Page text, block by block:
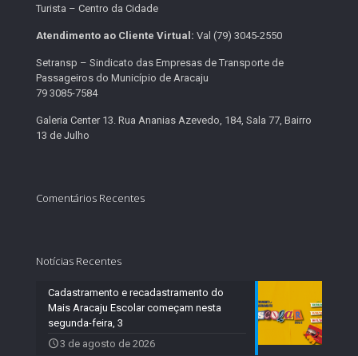
Turista – Centro da Cidade
Atendimento ao Cliente Virtual: Val (79) 3045-2550
Setransp – Sindicato das Empresas de Transporte de
Passageiros do Município de Aracaju
79 3085-7584
Galeria Center 13. Rua Ananias Azevedo, 184, Sala 77, Bairro
13 de Julho
Comentários Recentes
Notícias Recentes
Cadastramento e recadastramento do
Mais Aracaju Escolar começam nesta
segunda-feira, 3
3 de agosto de 2026